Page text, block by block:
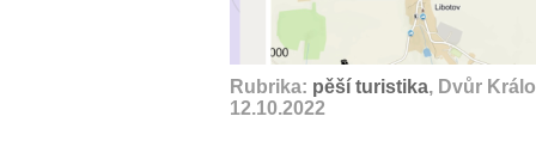
Rubrika: pěší turistika, Dvůr
12.10.2022